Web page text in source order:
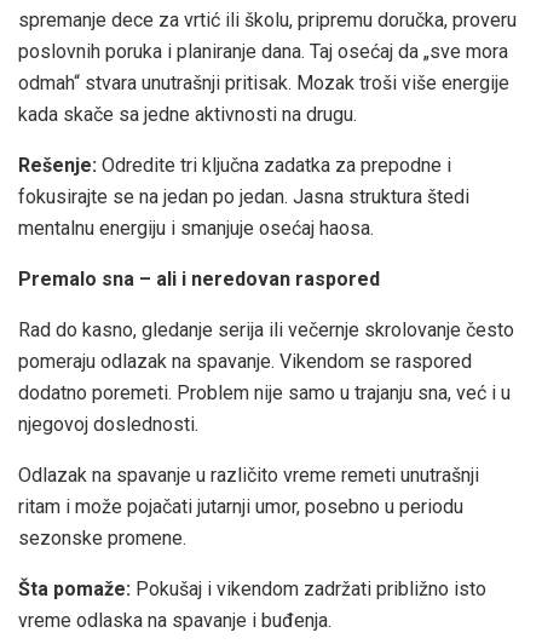
spremanje dece za vrtić ili školu, pripremu doručka, proveru
poslovnih poruka i planiranje dana. Taj osećaj da „sve mora
odmah“ stvara unutrašnji pritisak. Mozak troši više energije
kada skače sa jedne aktivnosti na drugu.
Rešenje: Odredite tri ključna zadatka za prepodne i
fokusirajte se na jedan po jedan. Jasna struktura štedi
mentalnu energiju i smanjuje osećaj haosa.
Premalo sna – ali i neredovan raspored
Rad do kasno, gledanje serija ili večernje skrolovanje često
pomeraju odlazak na spavanje. Vikendom se raspored
dodatno poremeti. Problem nije samo u trajanju sna, već i u
njegovoj doslednosti.
Odlazak na spavanje u različito vreme remeti unutrašnji
ritam i može pojačati jutarnji umor, posebno u periodu
sezonske promene.
Šta pomaže: Pokušaj i vikendom zadržati približno isto
vreme odlaska na spavanje i buđenja.